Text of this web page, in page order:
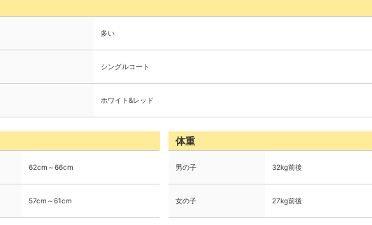
多い
シングルコート
ホワイト&レッド
62cm～66cm
57cm～61cm
体重
男の子 32kg前後
女の子 27kg前後